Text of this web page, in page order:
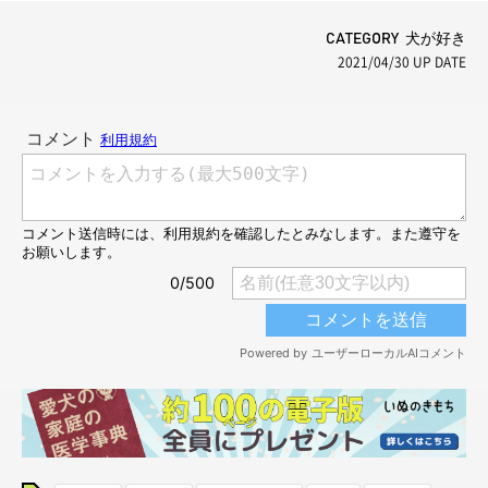
CATEGORY 犬が好き
2021/04/30 UP DATE